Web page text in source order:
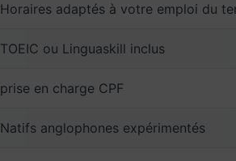
Horaires adaptés à votre emploi du
TOEIC ou Linguaskill inclus
prise en charge CPF
Natifs anglophones expérimentés